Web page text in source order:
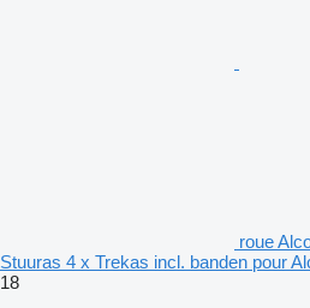
roue
Stuuras 4 x Trekas incl. banden pour
18